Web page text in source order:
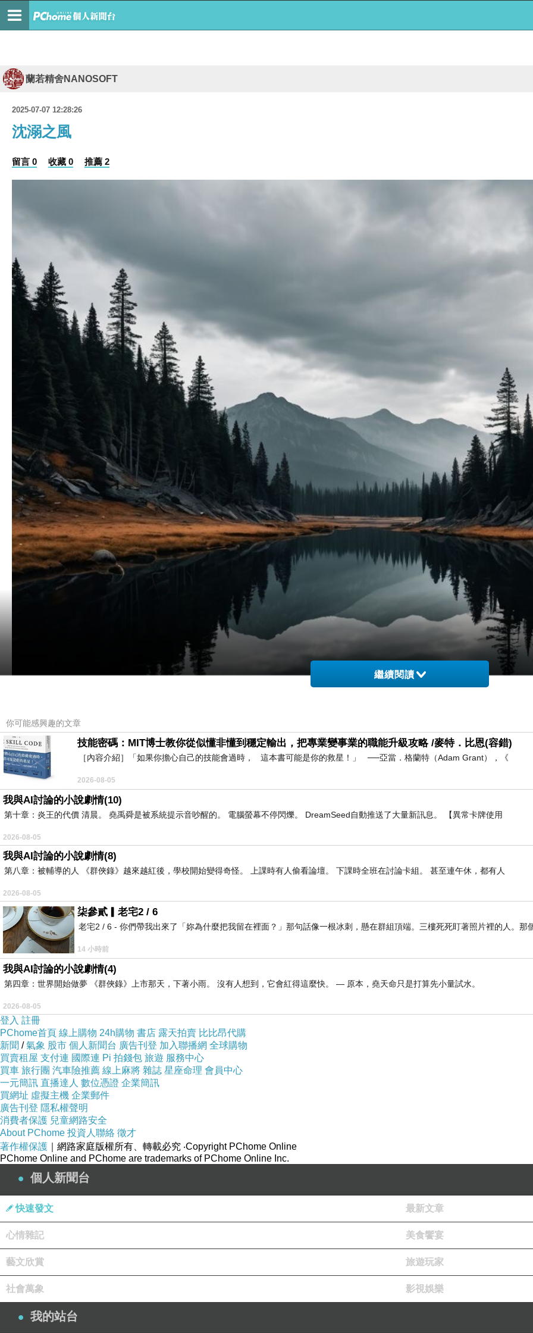
蘭若精舍NANOSOFT
2025-07-07 12:28:26
沈溺之風
留言 0 收藏 0 推薦 2
文／蘭若精舍．柳藏經
沈溺之風
沈溺在孤獨之中
風一般的蒼涼孤寂
是活在人間的悲傷與噩夢
沈溺之風
沈溺在迷失之中
山一般的盤繞無盡
是活在人間的猶豫與寡斷
我們皆沈溺在這生命的曠野上
來不及審視我們一切功過
便將要面對死亡
是否沈溺在罪惡之中
是否沈溺在自大自狂
如此似邪的風不盡
使我們不禁瑟縮冷顫
繼續閱讀
你可能感興趣的文章
技能密碼：MIT博士教你從似懂非懂到穩定輸出，把專業變事業的職能升級攻略 /麥特．比恩(容錯)
［內容介紹］「如果你擔心自己的技能會過時， 這本書可能是你的救星！」 ──亞當．格蘭特（Adam Grant），《
2026-08-05
我與AI討論的小說劇情(10)
第十章：炎王的代價 清晨。 堯禹舜是被系統提示音吵醒的。 電腦螢幕不停閃爍。 DreamSeed自動推送了大量新訊息。 【異常卡牌使用
2026-08-05
我與AI討論的小說劇情(8)
第八章：被輔導的人 《群俠錄》越來越紅後，學校開始變得奇怪。 上課時有人偷看論壇。 下課時全班在討論卡組。 甚至連午休，都有人
2026-08-05
柒參貳▎老宅2 / 6
老宅2 / 6 - 你們帶我出來了「妳為什麼把我留在裡面？」那句話像一根冰刺，懸在群組頂端。三樓死死盯著照片裡的人。那
14 小時前
我與AI討論的小說劇情(4)
第四章：世界開始做夢 《群俠錄》上市那天，下著小雨。 沒有人想到，它會紅得這麼快。 — 原本，堯天命只是打算先小量試水。
2026-08-05
登入 註冊
PChome首頁 線上購物 24h購物 書店 露天拍賣 比比昂代購
新聞 /氣象 股市 個人新聞台 廣告刊登 加入聯播網 全球購物
買賣租屋 支付連 國際連 Pi 拍錢包 旅遊 服務中心
買車 旅行團 汽車險推薦 線上麻將 雜誌 星座命理 會員中心
一元簡訊 直播達人 數位憑證 企業簡訊
買網址 虛擬主機 企業郵件
廣告刊登 隱私權聲明
消費者保護 兒童網路安全
About PChome 投資人聯絡 徵才
著作權保護 ｜網路家庭版權所有、轉載必究 ‧Copyright PChome Online
PChome Online and PChome are trademarks of PChome Online Inc.
個人新聞台
快速發文 最新文章
心情雜記 美食饗宴
藝文欣賞 旅遊玩家
社會萬象 影視娛樂
我的站台